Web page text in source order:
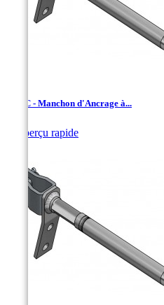
UDAC - Manchon d'Ancrage à...
Aperçu rapide